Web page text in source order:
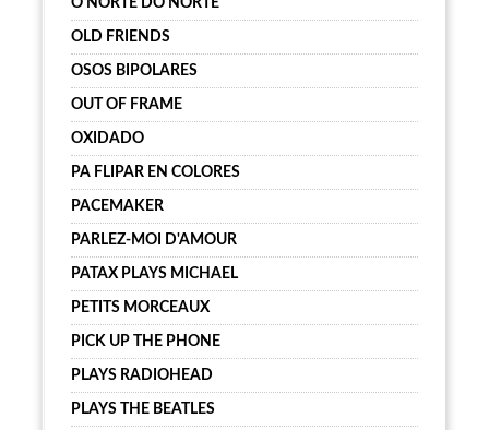
O NORTE DO NORTE
OLD FRIENDS
OSOS BIPOLARES
OUT OF FRAME
OXIDADO
PA FLIPAR EN COLORES
PACEMAKER
PARLEZ-MOI D'AMOUR
PATAX PLAYS MICHAEL
PETITS MORCEAUX
PICK UP THE PHONE
PLAYS RADIOHEAD
PLAYS THE BEATLES